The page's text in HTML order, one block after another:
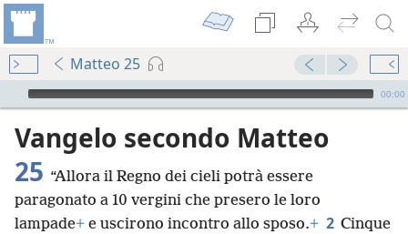
Matteo 25
Audio Player
00:00
Vangelo secondo Matteo
25 “Allora il Regno dei cieli potrà essere
paragonato a 10 vergini che presero le loro
lampade+ e uscirono incontro allo sposo.+ 2 Cinque